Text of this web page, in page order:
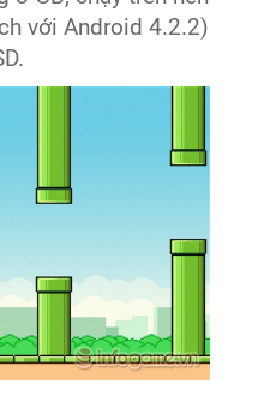
với Android 4.2.2)